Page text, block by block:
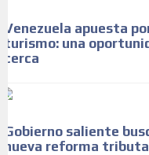
Venezuela apuesta
turismo: una
cerca
Gobierno saliente
nueva reforma